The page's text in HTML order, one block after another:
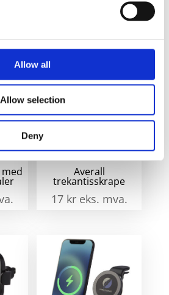
Allow all
Allow selection
Deny
Averall
trekantisskrape
17 kr eks. mva.